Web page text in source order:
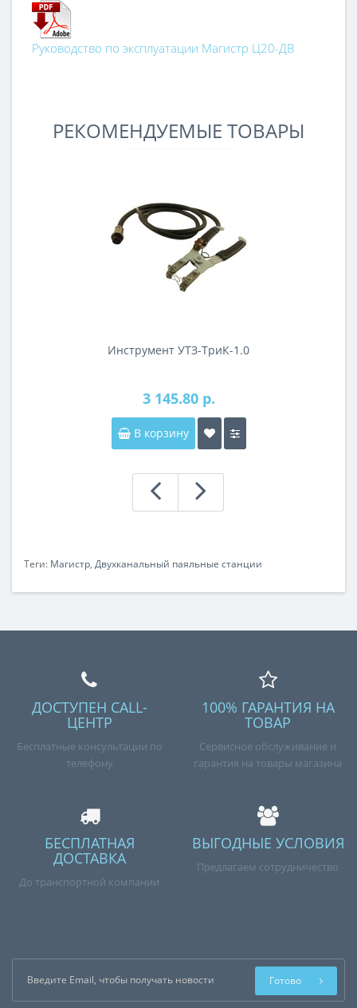
Руководство по эксплуатации Магистр Ц20-ДВ
РЕКОМЕНДУЕМЫЕ ТОВАРЫ
Инструмент УТЗ-ТриК-1.0
3 145.80 р.
В корзину
Теги: Магистр, Двухканальный паяльные станции
ДОСТУПЕН CALL-
ЦЕНТР
Бесплатные консультации по
телефону
100% ГАРАНТИЯ НА
ТОВАР
Сервисное обслуживание и
гарантия на товары магазина
БЕСПЛАТНАЯ
ДОСТАВКА
До транспортной компании
ВЫГОДНЫЕ УСЛОВИЯ
Предлагаем сотрудничество
Готово